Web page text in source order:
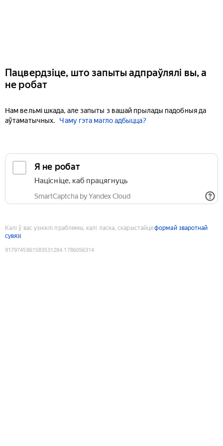
Пацвердзіце, што запыты адпраўлялі вы, а
не робат
Нам вельмі шкада, але запыты з вашай прылады падобныя да
аўтаматычных.
Чаму гэта магло адбыцца?
Я не робат
Націсніце, каб працягнуць
SmartCaptcha by Yandex Cloud
Калі ў вас узніклі праблемы, калі ласка, скарыстайцеформай зваротнай
сувязі
9179745861583531284:1786056314